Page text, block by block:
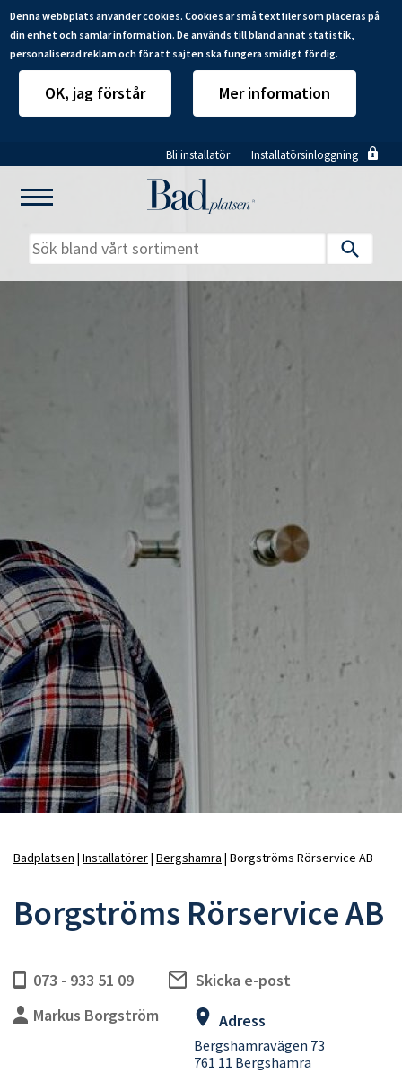
Denna webbplats använder cookies. Cookies är små textfiler som placeras på
din enhet och samlar information. De används till bland annat statistik,
personaliserad reklam och för att sajten ska fungera smidigt för dig.
OK, jag förstår Mer information
till
huvudinnehåll
Bli installatör Installatörsinloggning
Våra varumärken
Badplatsen Installatörer Bergshamra Borgströms Rörservice AB
Borgströms Rörservice AB
073 - 933 51 09
Skicka e-post
Markus Borgström
Adress
Bergshamravägen 73
761 11 Bergshamra